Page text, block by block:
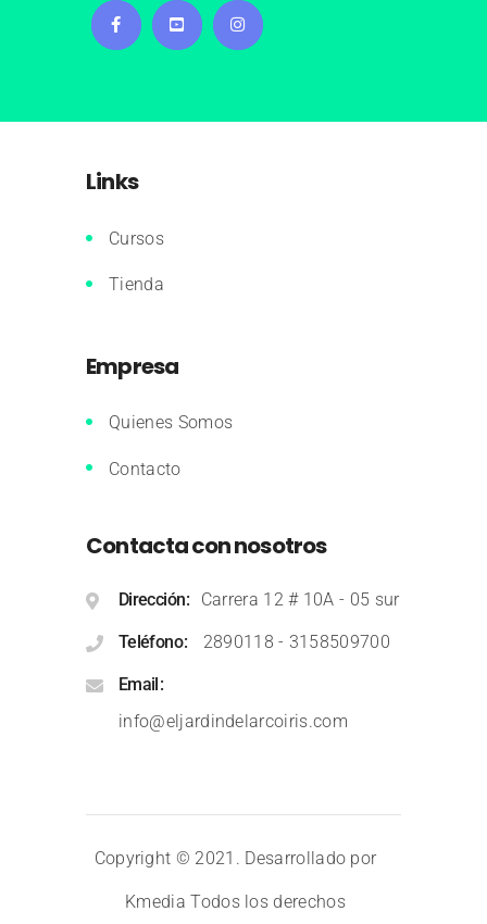
Links
Cursos
Tienda
Empresa
Quienes Somos
Contacto
Contacta con nosotros
Dirección Carrera 12 # 10A - 05 sur
Teléfono 2890118 - 3158509700
Email
info@eljardindelarcoiris.com
Copyright © 2021. Desarrollado por
Kmedia Todos los derechos